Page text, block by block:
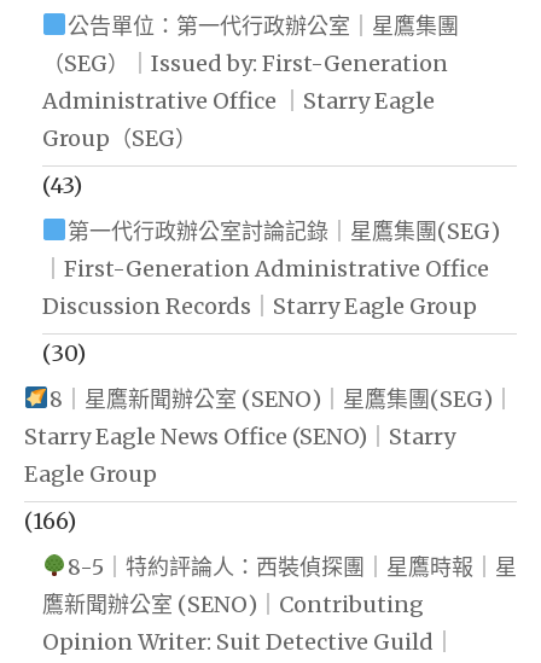
公告單位：第一代行政辦公室｜星鷹集團
（SEG）｜Issued by: First-Generation
Administrative Office ｜Starry Eagle
Group（SEG）
(43)
第一代行政辦公室討論記錄｜星鷹集團(SEG)
｜First-Generation Administrative Office
Discussion Records｜Starry Eagle Group
(30)
8｜星鷹新聞辦公室 (SENO)｜星鷹集團(SEG)｜
Starry Eagle News Office (SENO)｜Starry
Eagle Group
(166)
8-5｜特約評論人：西裝偵探團｜星鷹時報｜星
鷹新聞辦公室 (SENO)｜Contributing
Opinion Writer: Suit Detective Guild｜